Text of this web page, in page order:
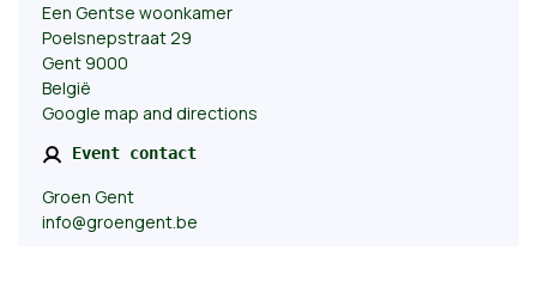
Een Gentse woonkamer
Poelsnepstraat 29
Gent 9000
België
Google map and directions
Event contact
Groen Gent
info@groengent.be